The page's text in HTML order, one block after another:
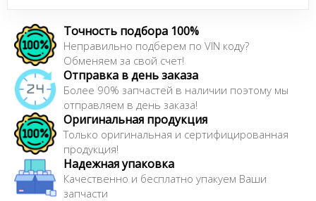
Точность подбора 100%
Неправильно подберем по VIN коду?
Обменяем за свой счет!
Отправка в день заказа
Более 90% запчастей в наличии поэтому мы
отправляем в день заказа!
Оригинальная продукция
Только оригинальная и сертифицированная
продукция!
Надежная упаковка
Качественно и бесплатно упакуем Ваши
запчасти